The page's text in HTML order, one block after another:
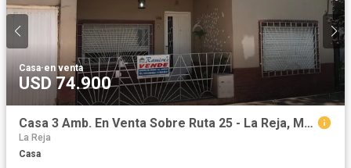
Casa·en venta
USD 74.900
Casa 3 Amb. En Venta Sobre Ruta 25 - La Reja, Moreno
La Reja
Casa